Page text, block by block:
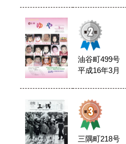
油谷町499号
平成16年3月
三隅町218号